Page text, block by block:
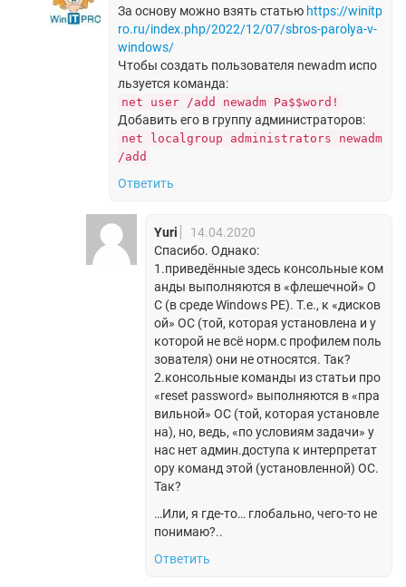
За основу можно взять статью https://winitp
ro.ru/index.php/2022/12/07/sbros-parolya-v-
windows/
Чтобы создать пользователя newadm испо
льзуется команда:
net user /add newadm Pa$$word!
Добавить его в группу администраторов:
net localgroup administrators newadm
/add
Ответить
Yuri
14.04.2020
Спасибо. Однако:
1.приведённые здесь консольные ком
анды выполняются в «флешечной» О
С (в среде Windows PE). Т.е., к «дисков
ой» ОС (той, которая установлена и у
которой не всё норм.с профилем поль
зователя) они не относятся. Так?
2.консольные команды из статьи про
«reset password» выполняются в «пра
вильной» ОС (той, которая установле
на), но, ведь, «по условиям задачи» у
нас нет админ.доступа к интерпретат
ору команд этой (установленной) ОС.
Так?
…Или, я где-то… глобально, чего-то не
понимаю?..
Ответить